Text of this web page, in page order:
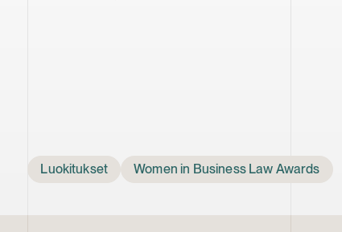
Luokitukset Women in Business Law Awards